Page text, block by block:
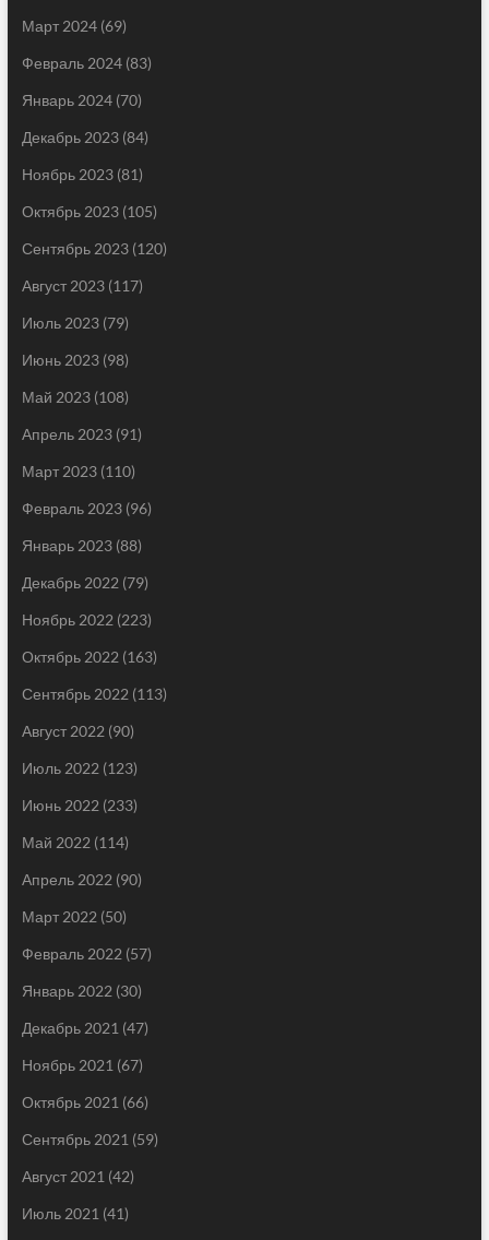
Март 2024(69)
Февраль 2024(83)
Январь 2024(70)
Декабрь 2023(84)
Ноябрь 2023(81)
Октябрь 2023(105)
Сентябрь 2023(120)
Август 2023(117)
Июль 2023(79)
Июнь 2023(98)
Май 2023(108)
Апрель 2023(91)
Март 2023(110)
Февраль 2023(96)
Январь 2023(88)
Декабрь 2022 (79)
Ноябрь 2022 (223)
Октябрь 2022 (163)
Сентябрь 2022 (113)
Август 2022 (90)
Июль 2022 (123)
Июнь 2022 (233)
Май 2022 (114)
Апрель 2022 (90)
Март 2022 (50)
Февраль 2022 (57)
Январь 2022 (30)
Декабрь 2021 (47)
Ноябрь 2021 (67)
Октябрь 2021 (66)
Сентябрь 2021 (59)
Август 2021 (42)
Июль 2021 (41)